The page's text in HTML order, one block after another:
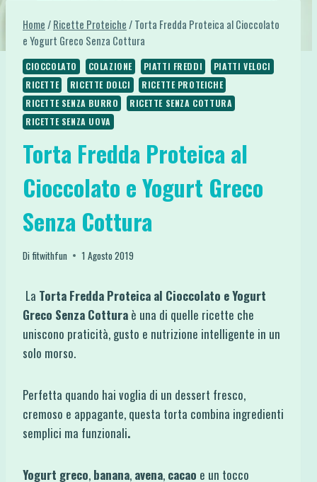
Home/Ricette Proteiche/Torta Fredda Proteica al Cioccolato
e Yogurt Greco Senza Cottura
CIOCCOLATO COLAZIONE PIATTI FREDDI
PIATTI VELOCI
RICETTE
RICETTE DOLCI
RICETTE PROTEICHE
RICETTE SENZA BURRO
RICETTE SENZA COTTURA
RICETTE SENZA UOVA
Torta Fredda Proteica al
Cioccolato e Yogurt Greco
Senza Cottura
Difitwithfun 1 Agosto 2019
La Torta Fredda Proteica al Cioccolato e Yogurt
Greco Senza Cottura è una di quelle ricette che
uniscono praticità, gusto e nutrizione intelligente in un
solo morso.
Perfetta quando hai voglia di un dessert fresco,
cremoso e appagante, questa torta combina ingredienti
semplici ma funzionali.
Yogurt greco, banana, avena, cacao e un tocco